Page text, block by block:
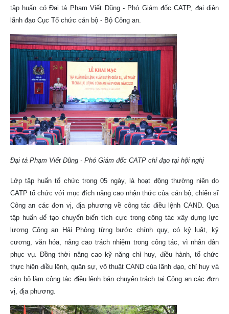
tập huấn có Đại tá Phạm Viết Dũng - Phó Giám đốc CATP, đại diện
lãnh đạo Cục Tổ chức cán bộ - Bộ Công an.
Đại tá Phạm Viết Dũng - Phó Giám đốc CATP chỉ đạo tại hội nghị
Lớp tập huấn tổ chức trong 05 ngày, là hoạt động thường niên do
CATP tổ chức với mục đích nâng cao nhận thức của cán bộ, chiến sĩ
Công an các đơn vị, địa phương về công tác điều lệnh CAND. Qua
tập huấn để tạo chuyển biến tích cực trong công tác xây dựng lực
lượng Công an Hải Phòng từng bước chính quy, có kỷ luật, kỷ
cương, văn hóa, nâng cao trách nhiệm trong công tác, vì nhân dân
phục vụ. Đồng thời nâng cao kỹ năng chỉ huy, điều hành, tổ chức
thực hiện điều lệnh, quân sự, võ thuật CAND của lãnh đạo, chỉ huy và
cán bộ làm công tác điều lệnh bán chuyên trách tại Công an các đơn
vị, địa phương.